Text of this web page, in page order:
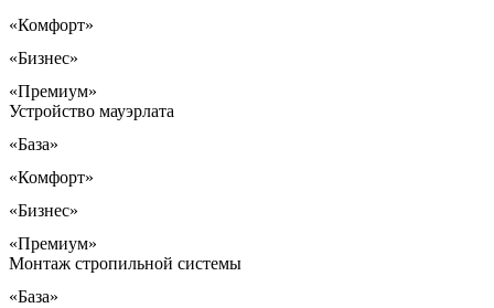
«Комфорт»
«Бизнес»
«Премиум»
Устройство мауэрлата
«База»
«Комфорт»
«Бизнес»
«Премиум»
Монтаж стропильной системы
«База»